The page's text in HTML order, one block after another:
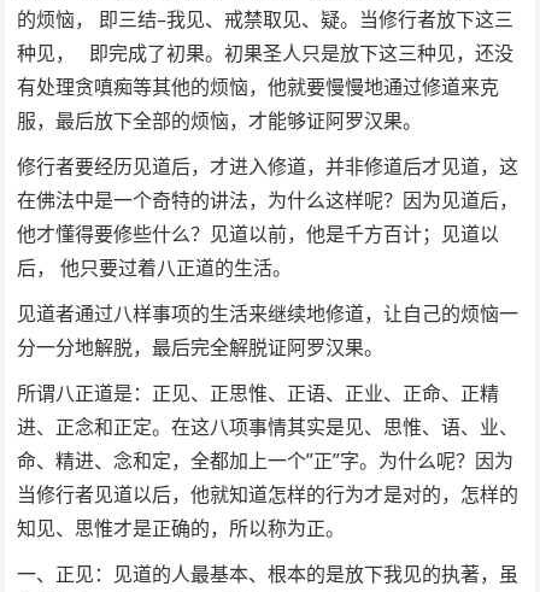
的烦恼， 即三结–我见、戒禁取见、疑。当修行者放下这三
种见， 即完成了初果。初果圣人只是放下这三种见，还没
有处理贪嗔痴等其他的烦恼，他就要慢慢地通过修道来克
服，最后放下全部的烦恼，才能够证阿罗汉果。
修行者要经历见道后，才进入修道，并非修道后才见道，这
在佛法中是一个奇特的讲法，为什么这样呢？因为见道后，
他才懂得要修些什么？见道以前，他是千方百计；见道以
后， 他只要过着八正道的生活。
见道者通过八样事项的生活来继续地修道，让自己的烦恼一
分一分地解脱，最后完全解脱证阿罗汉果。
所谓八正道是：正见、正思惟、正语、正业、正命、正精
进、正念和正定。在这八项事情其实是见、思惟、语、业、
命、精进、念和定，全都加上一个”正”字。为什么呢？因为
当修行者见道以后，他就知道怎样的行为才是对的，怎样的
知见、思惟才是正确的，所以称为正。
一、正见：见道的人最基本、根本的是放下我见的执著，虽